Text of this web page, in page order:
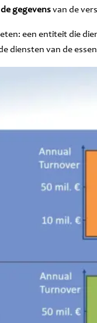
gegevensvan de
een entiteit die
diensten van de